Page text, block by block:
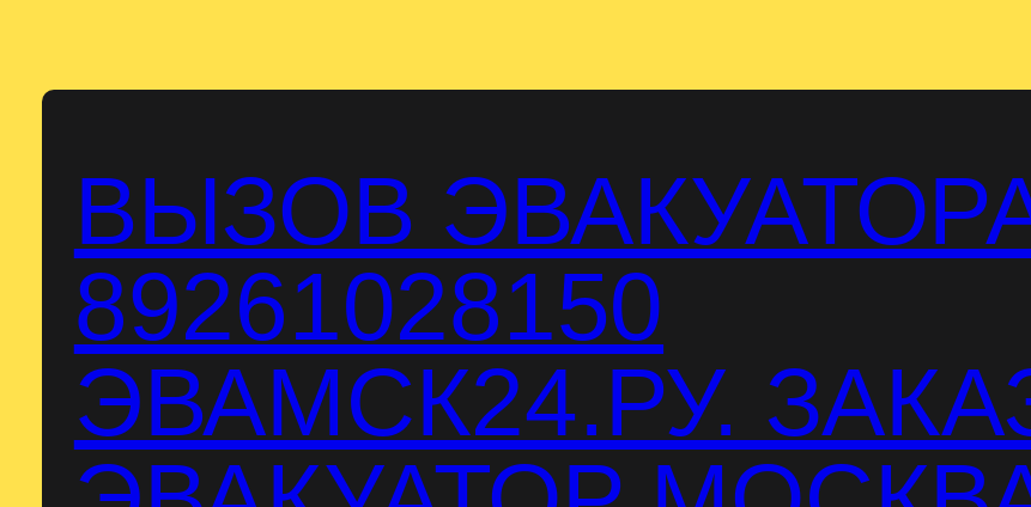
содержимому
ВЫЗОВ
89261028150
ЭВАМСК24.РУ.